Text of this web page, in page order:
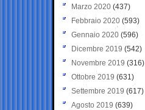
Marzo 2020 (437)
Febbraio 2020 (593)
Gennaio 2020 (596)
Dicembre 2019 (542)
Novembre 2019 (316)
Ottobre 2019 (631)
Settembre 2019 (617)
Agosto 2019 (639)